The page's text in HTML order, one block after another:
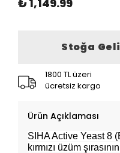
₺ 1,149.99
Stoğa
1800 TL üzeri
ücretsiz kargo
Ürün Açıklaması
SIHA Active Yeast 8
kırmızı üzüm